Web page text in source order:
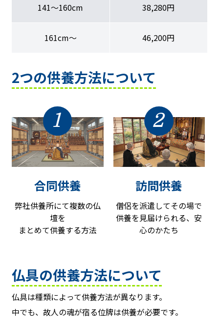
141〜160cm 38,280円
161cm〜 46,200円
2つの供養方法について
1
合同供養
弊社供養所にて複数の仏
壇を
まとめて供養する方法
2
訪問供養
僧侶を派遣してその場で
供養を見届けられる、安
心のかたち
仏具の供養方法について
仏具は種類によって供養方法が異なります。
中でも、故人の魂が宿る位牌は供養が必要です。